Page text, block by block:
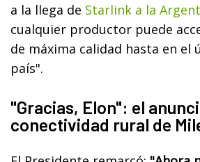
a la llega de Starlink a la
cualquier productor puede
de máxima calidad hasta en el
país".
"Gracias, Elon": el
conectividad rural de